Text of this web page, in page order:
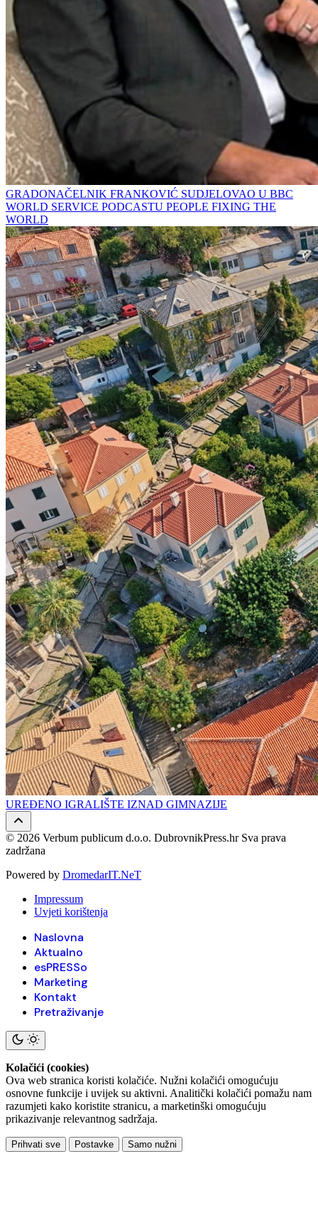
GRADONAČELNIK FRANKOVIĆ SUDJELOVAO U BBC
WORLD SERVICE PODCASTU PEOPLE FIXING THE
WORLD
UREĐENO IGRALIŠTE IZNAD GIMNAZIJE
© 2026 Verbum publicum d.o.o. DubrovnikPress.hr Sva prava
zadržana
Powered by DromedarIT.NeT
Impressum
Uvjeti korištenja
Naslovna
Aktualno
esPRESSo
Marketing
Kontakt
Pretraživanje
Kolačići (cookies)
Ova web stranica koristi kolačiće. Nužni kolačići omogućuju
osnovne funkcije i uvijek su aktivni. Analitički kolačići pomažu nam
razumjeti kako koristite stranicu, a marketinški omogućuju
prikazivanje relevantnog sadržaja.
Prihvati sve Postavke Samo nužni